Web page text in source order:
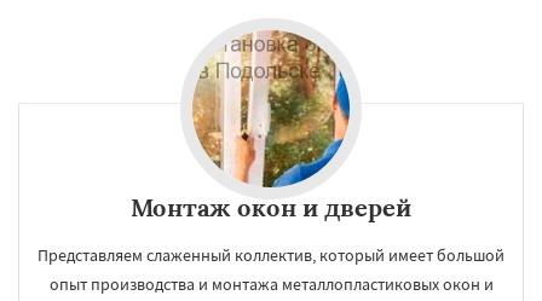
Монтаж окон и дверей
Представляем слаженный коллектив, который имеет большой
опыт производства и монтажа металлопластиковых окон и